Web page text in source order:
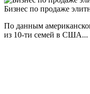
Бизнес по продаже
По данным
из 10-ти семей в США...